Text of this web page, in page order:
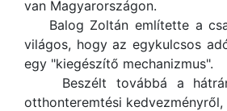
van Magyarországon.
Balog Zoltán említette a
világos, hogy az egykulcsos
egy "kiegészítő mechanizmus".
Beszélt továbbá a
otthonteremtési